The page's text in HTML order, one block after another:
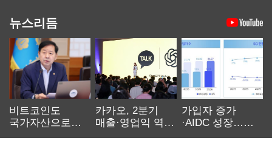
뉴스리듬
비트코인도
국가자산으로…'
카카오, 2분기
매출·영업익 역대
가입자 증가
·AIDC 성장…